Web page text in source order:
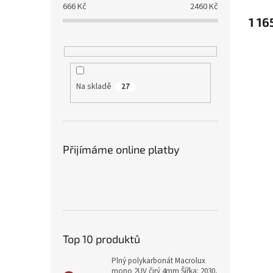
666Kč 2460Kč
Na skladě 27
Přijímáme online platby
Top 10 produktů
Plný polykarbonát Macrolux
1